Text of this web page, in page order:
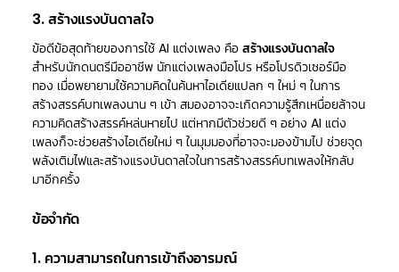
3. สร้างแรงบันดาลใจ
ข้อดีข้อสุดท้ายของการใช้ AI แต่งเพลง คือ สร้างแรงบันดาลใจ
สำหรับนักดนตรีมืออาชีพ นักแต่งเพลงมือโปร หรือโปรดิวเซอร์มือ
ทอง เมื่อพยายามใช้ความคิดในค้นหาไอเดียแปลก ๆ ใหม่ ๆ ในการ
สร้างสรรค์บทเพลงนาน ๆ เข้า สมองอาจจะเกิดความรู้สึกเหนื่อยล้าจน
ความคิดสร้างสรรค์หล่นหายไป แต่หากมีตัวช่วยดี ๆ อย่าง AI แต่ง
เพลงก็จะช่วยสร้างไอเดียใหม่ ๆ ในมุมมองที่อาจจะมองข้ามไป ช่วยจุด
พลังเติมไฟและสร้างแรงบันดาลใจในการสร้างสรรค์บทเพลงให้กลับ
มาอีกครั้ง
ข้อจำกัด
1. ความสามารถในการเข้าถึงอารมณ์